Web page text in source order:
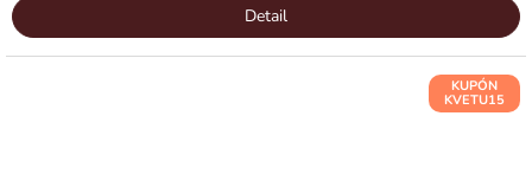
Detail
KUPÓN
KVETU15